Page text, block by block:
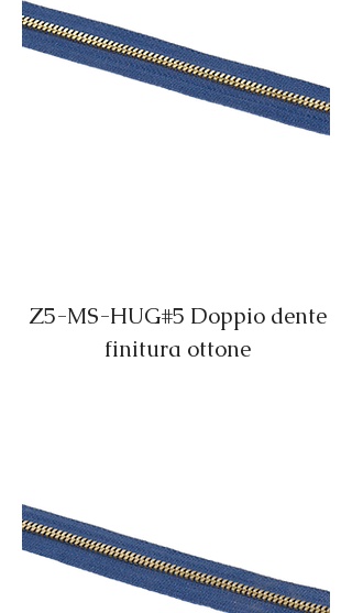
Z5-MS-HUG#5 Doppio dente
finitura ottone